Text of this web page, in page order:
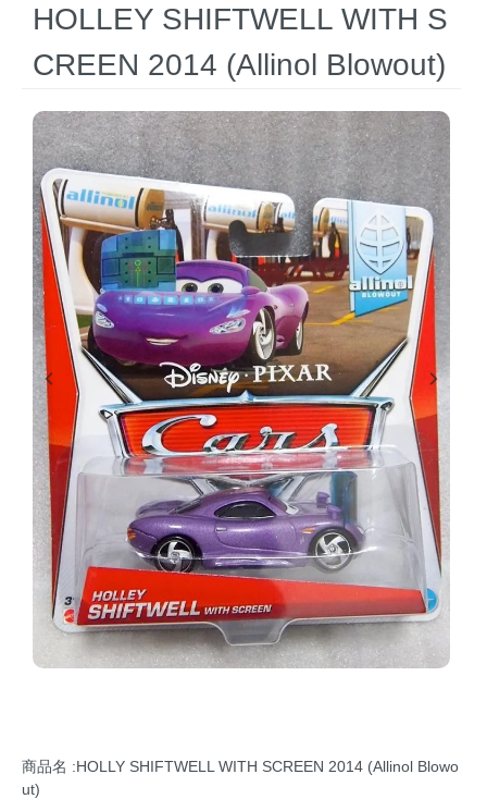
HOLLEY SHIFTWELL WITH S
CREEN 2014 (Allinol Blowout)
商品名 :HOLLY SHIFTWELL WITH SCREEN 2014 (Allinol Blowo
ut)